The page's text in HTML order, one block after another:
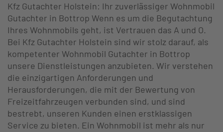
Kfz Gutachter Holstein: Ihr zuverlässiger Wohnmobil
Gutachter in Bottrop Wenn es um die Begutachtung
Ihres Wohnmobils geht, ist Vertrauen das A und O.
Bei Kfz Gutachter Holstein sind wir stolz darauf, als
kompetenter Wohnmobil Gutachter in Bottrop
unsere Dienstleistungen anzubieten. Wir verstehen
die einzigartigen Anforderungen und
Herausforderungen, die mit der Bewertung von
Freizeitfahrzeugen verbunden sind, und sind
bestrebt, unseren Kunden einen erstklassigen
Service zu bieten. Ein Wohnmobil ist mehr als nur